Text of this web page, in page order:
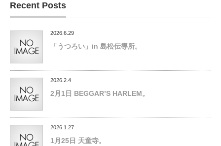
Recent Posts
2026.6.29
「うつろい」in 島松伝導所。
2026.2.4
2月1日 BEGGAR’S HARLEM。
2026.1.27
1月25日 天童寺。